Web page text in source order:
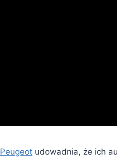
Peugeot udowadnia, że ich